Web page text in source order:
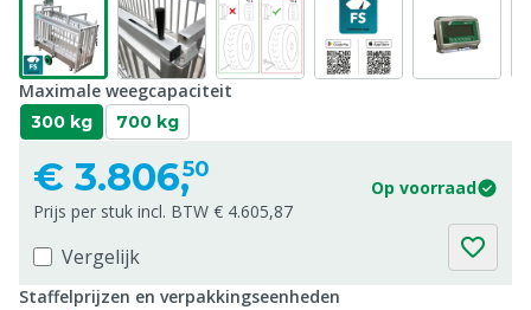
Maximale weegcapaciteit
300 kg 700 kg
€ 3.806,50
Op voorraad
Prijs per stuk incl. BTW € 4.605,87
Vergelijk
Staffelprijzen en verpakkingseenheden